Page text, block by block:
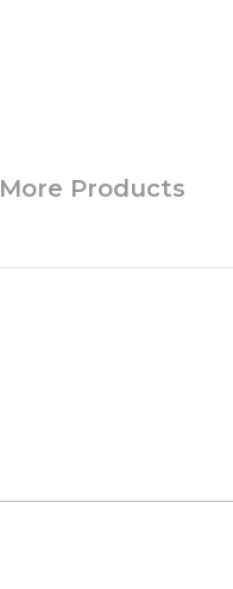
More Products